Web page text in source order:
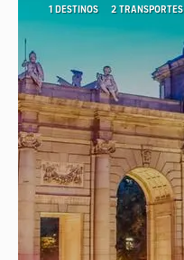
1 DESTINOS 2 TRANSPORTES